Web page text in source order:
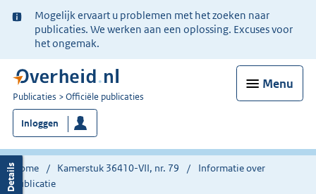
Ter
informatie:
Mogelijk ervaart u problemen met het zoeken naar
publicaties. We werken aan een oplossing. Excuses voor
het ongemak.
Menu
U
bent
nu
hier:
Publicaties Officiële publicaties
Inloggen
Home Kamerstuk 36410-VII, nr. 79
Informatie over
publicatie